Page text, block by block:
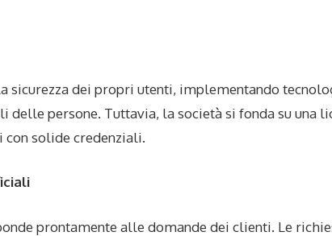
sicurezza dei propri utenti, implementando
persone. Tuttavia, la società si fonda su una
con solide credenziali.
prontamente alle domande dei clienti. Le